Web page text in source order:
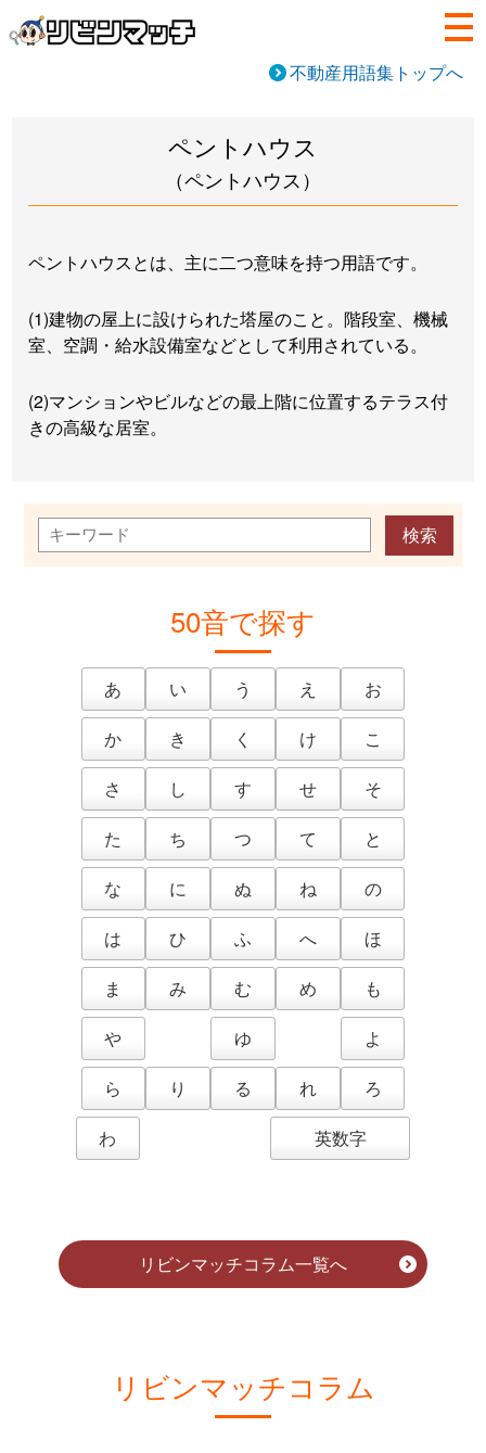
不動産用語集トップへ
ペントハウス
（ペントハウス）
ペントハウスとは、主に二つ意味を持つ用語です。
(1)建物の屋上に設けられた塔屋のこと。階段室、機械
室、空調・給水設備室などとして利用されている。
(2)マンションやビルなどの最上階に位置するテラス付
きの高級な居室。
50音で探す
あ い う え
お
か
き く け
こ
さ
し す せ
そ
た
ち つ て
と
な
に ぬ ね
の
は
ひ ふ へ
ほ
ま
み む め
も
や
ゆ
よ
ら
り る れ
ろ
わ
英数字
リビンマッチコラム一覧へ
リビンマッチコラム